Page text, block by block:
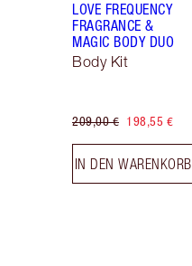
LOVE FREQUENCY
FRAGRANCE &
MAGIC BODY DUO
Body Kit
209,00 € 198,55 €
IN DEN WARENKORB